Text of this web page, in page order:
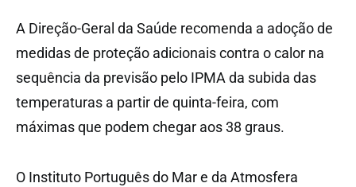
A Direção-Geral da Saúde recomenda a adoção de
medidas de proteção adicionais contra o calor na
sequência da previsão pelo IPMA da subida das
temperaturas a partir de quinta-feira, com
máximas que podem chegar aos 38 graus.
O Instituto Português do Mar e da Atmosfera